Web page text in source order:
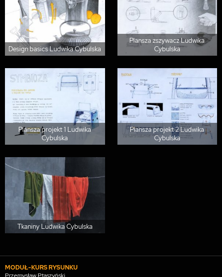
Design basics Ludwika Cybulska
Plansza zszywacz Ludwika
Cybulska
Plansza projekt 1 Ludwika
Cybulska
Plansza projekt 2 Ludwika
Cybulska
Tkaniny Ludwika Cybulska
MODUŁ-KURS RYSUNKU